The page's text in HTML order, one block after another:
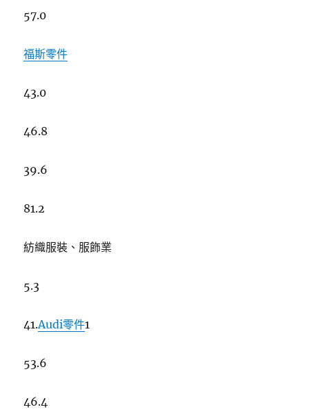
57.0
福斯零件
43.0
46.8
39.6
81.2
紡織服裝、服飾業
5.3
41.Audi零件1
53.6
46.4